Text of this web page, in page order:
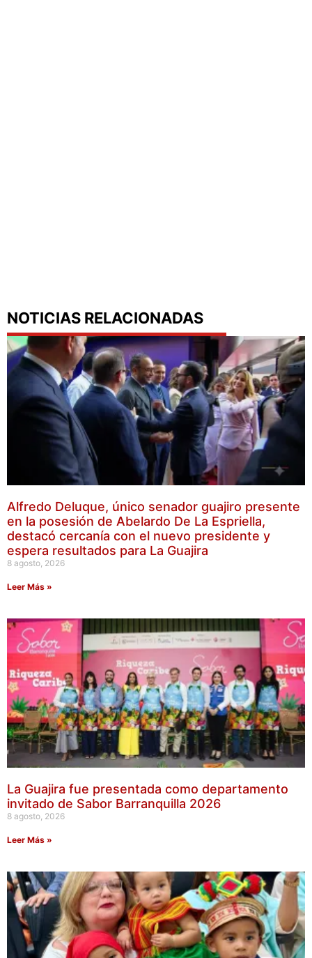
NOTICIAS RELACIONADAS
Alfredo Deluque, único senador guajiro presente
en la posesión de Abelardo De La Espriella,
destacó cercanía con el nuevo presidente y
espera resultados para La Guajira
8 agosto, 2026
Leer Más »
La Guajira fue presentada como departamento
invitado de Sabor Barranquilla 2026
8 agosto, 2026
Leer Más »